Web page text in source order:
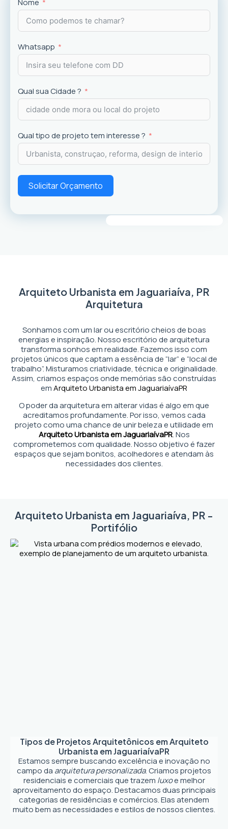
experiência dos usuários.
Nome
Whatsapp
Qual sua Cidade ?
Qual tipo de projeto tem interesse ?
Solicitar Orçamento
Arquiteto Urbanista em Jaguariaíva, PR
Arquitetura
Sonhamos com um lar ou escritório cheios de boas
energias e inspiração. Nosso escritório de arquitetura
transforma sonhos em realidade. Fazemos isso com
projetos únicos que captam a essência de “lar” e “local de
trabalho”. Misturamos criatividade, técnica e originalidade.
Assim, criamos espaços onde memórias são construídas
emArquiteto Urbanista em JaguariaívaPR
O poder da arquitetura em alterar vidas é algo em que
acreditamos profundamente. Por isso, vemos cada
projeto como uma chance de unir beleza e utilidade em
Arquiteto Urbanista em JaguariaívaPR. Nos
comprometemos com qualidade. Nosso objetivo é fazer
espaços que sejam bonitos, acolhedores e atendam às
necessidades dos clientes.
Arquiteto Urbanista em Jaguariaíva, PR -
Portifólio
Tipos de Projetos Arquitetônicos emArquiteto
Urbanista em JaguariaívaPR
Estamos sempre buscando excelência e inovação no
campo da arquitetura personalizada. Criamos projetos
residenciais e comerciais que trazem luxoe melhor
aproveitamento do espaço. Destacamos duas principais
categorias de residências e comércios. Elas atendem
muito bem as necessidades e estilos de nossos clientes.